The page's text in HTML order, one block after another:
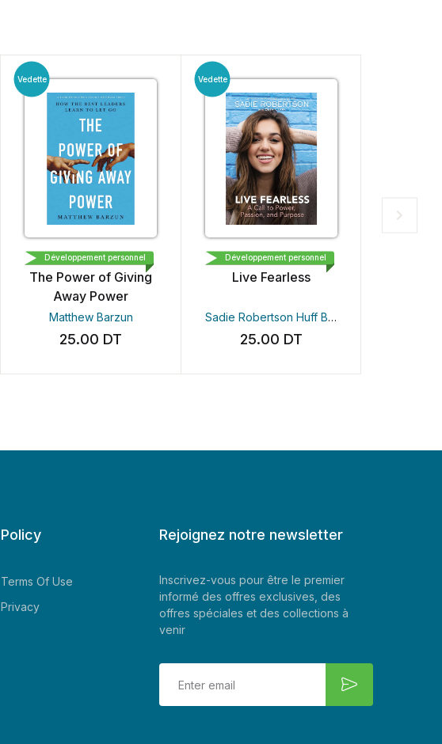
Vedette
OPTIMISM PRESS
The Power of Giving
Away Power
Matthew Barzun
25.00 DT
Développement personnel
Vedette
TOMMY NELSON
Live Fearless
Sadie Robertson Huff Beth Clark Louie Giglio
25.00 DT
Développement personnel
Policy
Terms Of Use
Privacy
Rejoignez notre newsletter
Inscrivez-vous pour être le premier
informé des offres exclusives, des
offres spéciales et des collections à
venir